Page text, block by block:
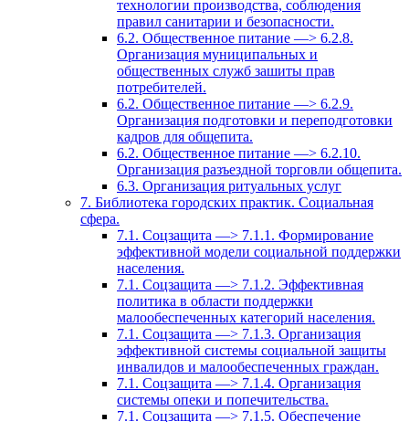
технологии производства, соблюдения
правил санитарии и безопасности.
6.2. Общественное питание —> 6.2.8.
Организация муниципальных и
общественных служб зашиты прав
потребителей.
6.2. Общественное питание —> 6.2.9.
Организация подготовки и переподготовки
кадров для общепита.
6.2. Общественное питание —> 6.2.10.
Организация разъездной торговли общепита.
6.3. Организация ритуальных услуг
7. Библиотека городских практик. Социальная
сфера.
7.1. Соцзащита —> 7.1.1. Формирование
эффективной модели социальной поддержки
населения.
7.1. Соцзащита —> 7.1.2. Эффективная
политика в области поддержки
малообеспеченных категорий населения.
7.1. Соцзащита —> 7.1.3. Организация
эффективной системы социальной защиты
инвалидов и малообеспеченных граждан.
7.1. Соцзащита —> 7.1.4. Организация
системы опеки и попечительства.
7.1. Соцзащита —> 7.1.5. Обеспечение